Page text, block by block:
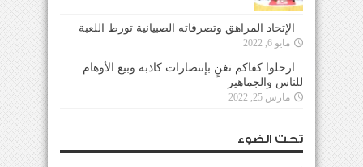
الإتحاد المراهق وتصرفاته الصبيانية تورط اللعبة
مايو 6, 2022
ارحلوا كفاكم تغنٍ بإنتصارات كاذبة وبيع الأوهام
للناس والجماهير
مارس 25, 2022
تحت الضوء